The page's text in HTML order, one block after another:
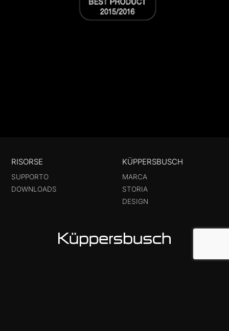
RISORSE
SUPPORTO
DOWNLOADS
KÜPPERSBUSCH
MARCA
STORIA
DESIGN